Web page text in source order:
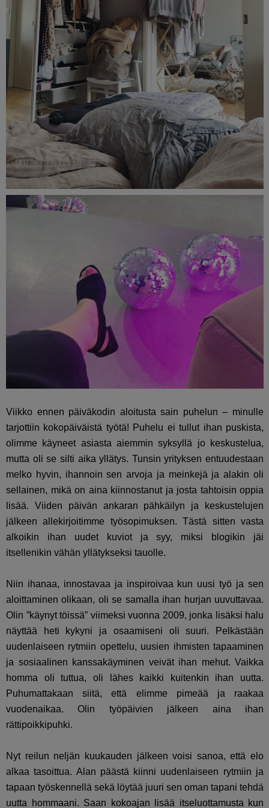
Viikko ennen päiväkodin aloitusta sain puhelun – minulle
tarjottiin kokopäiväistä työtä! Puhelu ei tullut ihan puskista,
olimme käyneet asiasta aiemmin syksyllä jo keskustelua,
mutta oli se silti aika yllätys. Tunsin yrityksen entuudestaan
melko hyvin, ihannoin sen arvoja ja meinkejä ja alakin oli
sellainen, mikä on aina kiinnostanut ja josta tahtoisin oppia
lisää. Viiden päivän ankaran pähkäilyn ja keskustelujen
jälkeen allekirjoitimme työsopimuksen. Tästä sitten vasta
alkoikin ihan uudet kuviot ja syy, miksi blogikin jäi
itsellenikin vähän yllätykseksi tauolle.
Niin ihanaa, innostavaa ja inspiroivaa kun uusi työ ja sen
aloittaminen olikaan, oli se samalla ihan hurjan uuvuttavaa.
Olin ”käynyt töissä” viimeksi vuonna 2009, jonka lisäksi halu
näyttää heti kykyni ja osaamiseni oli suuri. Pelkästään
uudenlaiseen rytmiin opettelu, uusien ihmisten tapaaminen
ja sosiaalinen kanssakäyminen veivät ihan mehut. Vaikka
homma oli tuttua, oli lähes kaikki kuitenkin ihan uutta.
Puhumattakaan siitä, että elimme pimeää ja raakaa
vuodenaikaa. Olin työpäivien jälkeen aina ihan
rättipoikkipuhki.
Nyt reilun neljän kuukauden jälkeen voisi sanoa, että elo
alkaa tasoittua. Alan päästä kiinni uudenlaiseen rytmiin ja
tapaan työskennellä sekä löytää juuri sen oman tapani tehdä
uutta hommaani. Saan kokoajan lisää itseluottamusta kun